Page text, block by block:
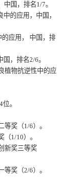
中国，排名1/7。
的应用， 中国，
应用， 中国，排
国，排名2/6。
植物抗逆性中的应
位。
等奖（1/6）。
1/10）。
新奖三等奖
奖（2/6）。